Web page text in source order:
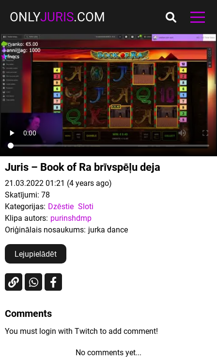
ONLYJURIS.COM
Juris – Book of Ra brīvspēļu deja
21.03.2022 01:21 (4 years ago)
Skatījumi: 78
Kategorijas: Dzēstie Sloti
Klipa autors: purinshdmp
Oriģinālais nosaukums: jurka dance
Lejupielādēt
Comments
You must login with Twitch to add comment!
No comments yet...